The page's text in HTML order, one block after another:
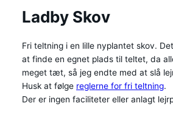
Ladby Skov
Fri teltning i en lille nyplantet skov.
at finde en egnet plads til teltet, da
meget tæt, så jeg endte med at slå
Husk at følge reglerne for fri teltning.
Der er ingen faciliteter eller anlagt